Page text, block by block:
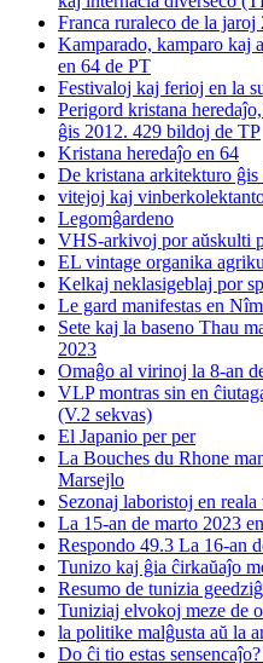
Franca ruraleco de la
Kamparado, kamparo kaj
en 64 de PT
Festivaloj kaj ferioj en la
Perigord kristana
ĝis 2012. 429 bildoj de TP
Kristana heredaĵo en 64
De kristana arkitekturo
vitejoj kaj
Legomĝardeno
VHS-arkivoj por aŭskulti
EL vintage organika
Kelkaj neklasigeblaj por
Le gard manifestas en
Sete kaj la baseno Thau
2023
Omaĝo al virinoj la 8-an
VLP montras sin en
(V.2 sekvas)
El Japanio per per
La Bouches du Rhone
Marsejlo
Sezonaj laboristoj en
La 15-an de marto 2023
Respondo 49.3 La 16-an
Tunizo kaj ĝia ĉirkaŭaĵo
Resumo de tunizia
Tuniziaj elvokoj meze de
la politike malĝusta aŭ la
Do ĉi tio estas